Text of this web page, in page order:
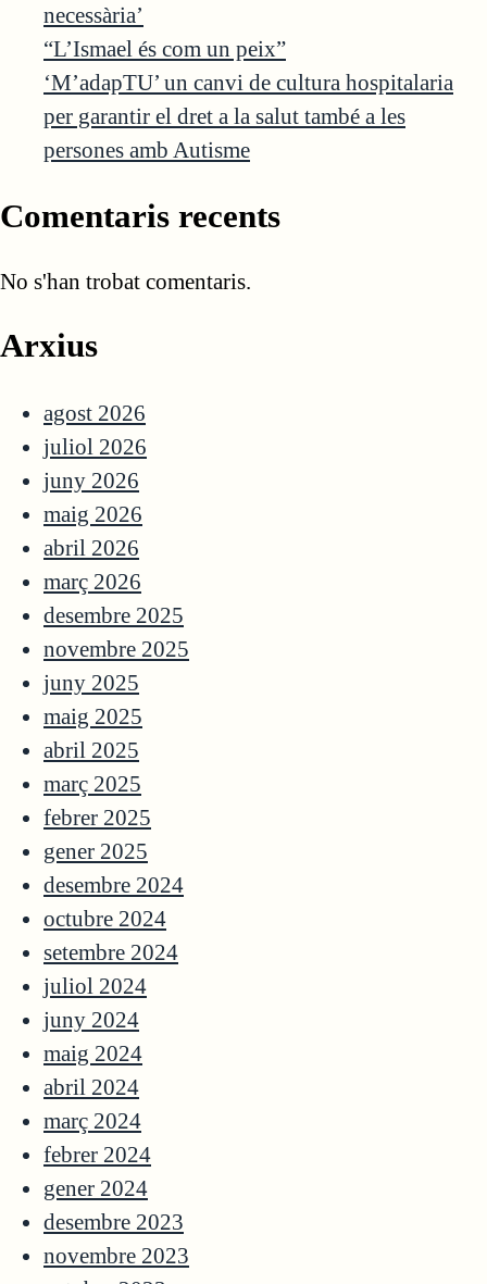
necessària’
“L’Ismael és com un peix”
‘M’adapTU’ un canvi de cultura hospitalaria
per garantir el dret a la salut també a les
persones amb Autisme
Comentaris recents
No s'han trobat comentaris.
Arxius
agost 2026
juliol 2026
juny 2026
maig 2026
abril 2026
març 2026
desembre 2025
novembre 2025
juny 2025
maig 2025
abril 2025
març 2025
febrer 2025
gener 2025
desembre 2024
octubre 2024
setembre 2024
juliol 2024
juny 2024
maig 2024
abril 2024
març 2024
febrer 2024
gener 2024
desembre 2023
novembre 2023